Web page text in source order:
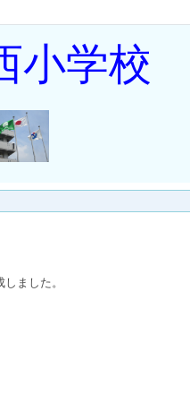
小学校
ました。